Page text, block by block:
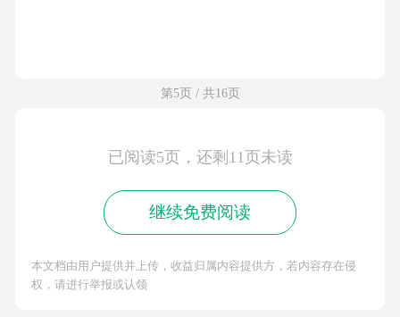
第5页 / 共16页
已阅读5页，还剩11页未读
继续免费阅读
本文档由用户提供并上传，收益归属内容提供方，若内容存在侵
权，请进行举报或认领